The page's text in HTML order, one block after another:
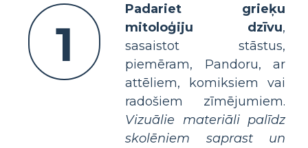
1
Padariet grieķu
mitoloģiju dzīvu,
sasaistot stāstus,
piemēram, Pandoru, ar
attēliem, komiksiem vai
radošiem zīmējumiem.
Vizuālie materiāli palīdz
skolēniem saprast un